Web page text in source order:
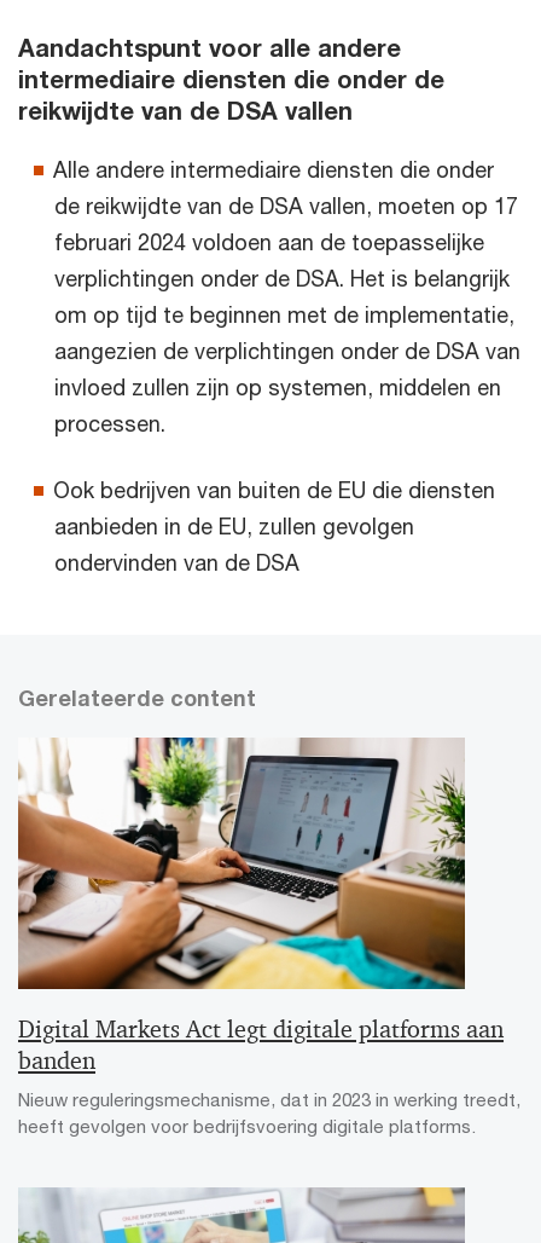
Aandachtspunt voor alle andere
intermediaire diensten die onder de
reikwijdte van de DSA vallen
Alle andere intermediaire diensten die onder
de reikwijdte van de DSA vallen, moeten op 17
februari 2024 voldoen aan de toepasselijke
verplichtingen onder de DSA. Het is belangrijk
om op tijd te beginnen met de implementatie,
aangezien de verplichtingen onder de DSA van
invloed zullen zijn op systemen, middelen en
processen.
Ook bedrijven van buiten de EU die diensten
aanbieden in de EU, zullen gevolgen
ondervinden van de DSA
Gerelateerde content
Digital Markets Act legt digitale platforms aan
banden
Nieuw reguleringsmechanisme, dat in 2023 in werking treedt,
heeft gevolgen voor bedrijfsvoering digitale platforms.